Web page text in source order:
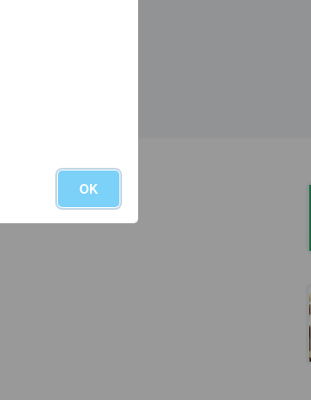
OK